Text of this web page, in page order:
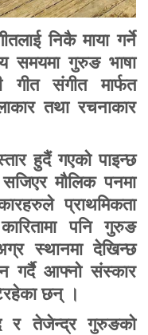
निकै माया गर्ने
समयमा गुरुङ भाषा
गीत संगीत मार्फत
तथा रचनाकार
हुदैं गएको पाइन्छ
मौलिक पनमा
प्राथमिकता
पनि गुरुङ
स्थानमा देखिन्छ
गर्दै आफ्नो संस्कार
छन् ।
र तेजेन्द्र गुरुङको